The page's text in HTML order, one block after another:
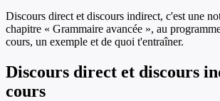
Discours direct et discours indirect, c'est une
chapitre « Grammaire avancée », au
cours, un exemple et de quoi t'entraîner.
Discours direct et discours
cours